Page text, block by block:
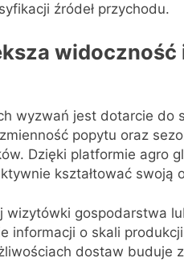
źródeł przychodu.
widoczność
wyzwań jest dotarcie do
popytu oraz
Dzięki platformie agro
kształtować swoją
wizytówki gospodarstwa
informacji o skali
dostaw buduje